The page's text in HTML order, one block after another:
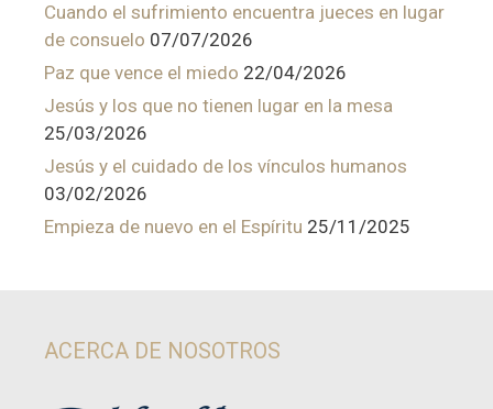
Cuando el sufrimiento encuentra jueces en lugar
de consuelo 07/07/2026
Paz que vence el miedo 22/04/2026
Jesús y los que no tienen lugar en la mesa
25/03/2026
Jesús y el cuidado de los vínculos humanos
03/02/2026
Empieza de nuevo en el Espíritu 25/11/2025
ACERCA DE NOSOTROS